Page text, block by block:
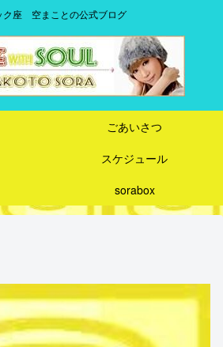
ク座 空まことの公式ブログ
ごあいさつ
スケジュール
sorabox